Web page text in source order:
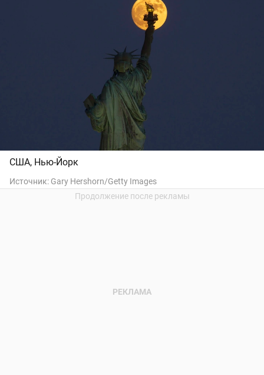
США, Нью-Йорк
Источник: Gary Hershorn/Getty Images